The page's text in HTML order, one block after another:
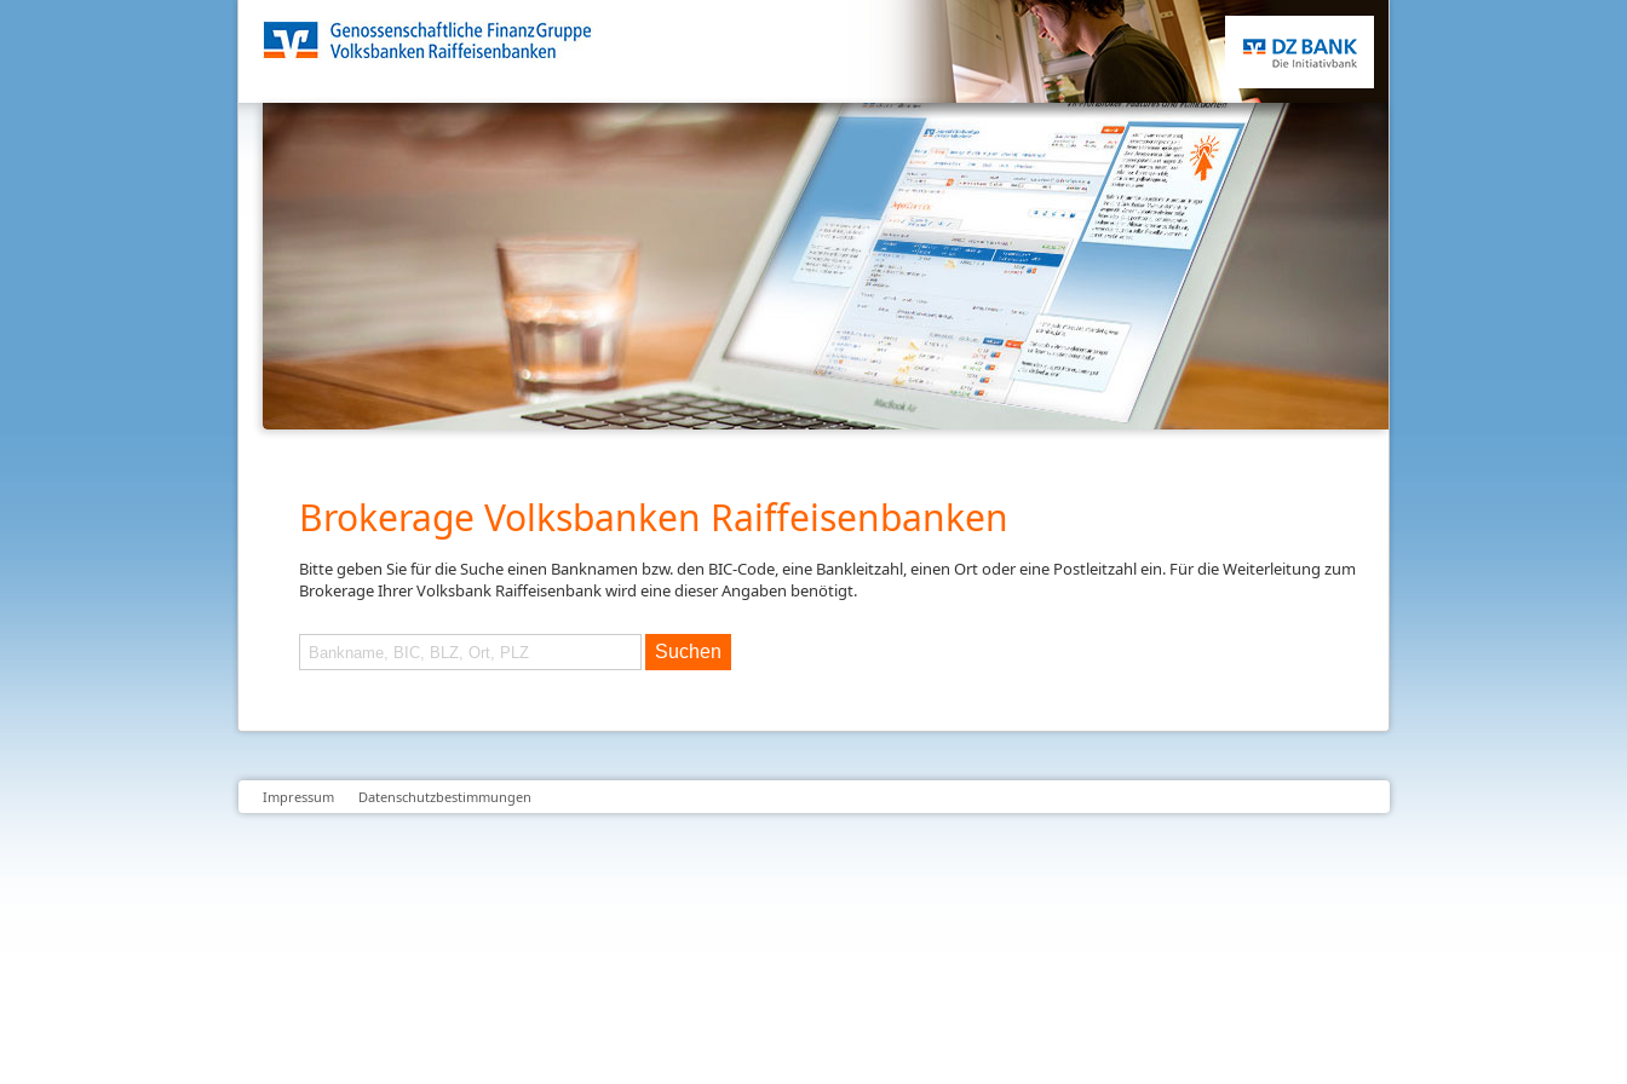
Brokerage Volksbanken Raiffeisenbanken
Bitte geben Sie für die Suche einen Banknamen bzw. den BIC-Code, eine Bankleitzahl, einen Ort oder eine Postleitzahl ein. Für die Weiterleitung zum
Brokerage Ihrer Volksbank Raiffeisenbank wird eine dieser Angaben benötigt.
Suchen
Impressum Datenschutzbestimmungen